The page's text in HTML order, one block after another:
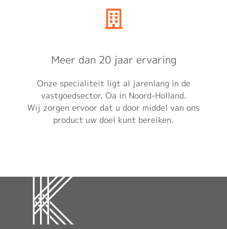
Meer dan 20 jaar ervaring
Onze specialiteit ligt al jarenlang in de
vastgoedsector. Oa in Noord-Holland.
Wij zorgen ervoor dat u door middel van ons
product uw doel kunt bereiken.